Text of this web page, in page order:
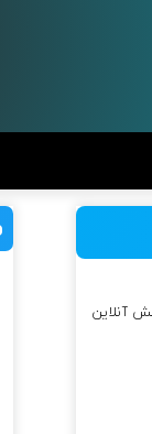
آنلاین